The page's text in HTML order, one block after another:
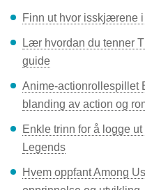
Finn ut hvor isskjærene
Lær hvordan du tenner
guide
Anime-actionrollespillet
blanding av action og
Enkle trinn for å logge
Legends
Hvem oppfant Among